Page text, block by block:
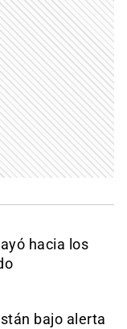
hacia los
bajo alerta